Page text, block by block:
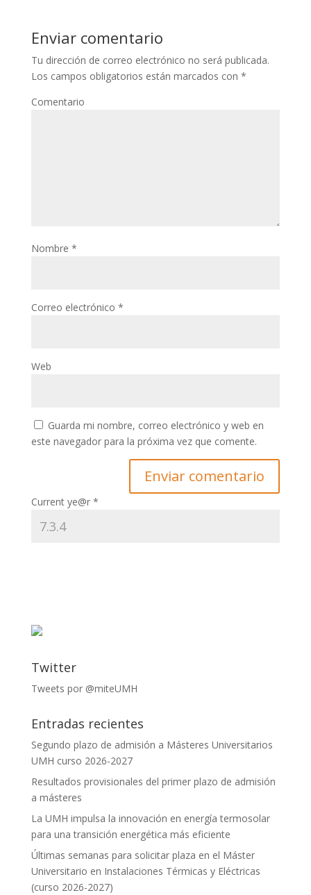
Enviar comentario
Tu dirección de correo electrónico no será publicada.
Los campos obligatorios están marcados con *
Comentario
Nombre *
Correo electrónico *
Web
Guarda mi nombre, correo electrónico y web en
este navegador para la próxima vez que comente.
Current ye@r *
Twitter
Tweets por @miteUMH
Entradas recientes
Segundo plazo de admisión a Másteres Universitarios
UMH curso 2026-2027
Resultados provisionales del primer plazo de admisión
a másteres
La UMH impulsa la innovación en energía termosolar
para una transición energética más eficiente
Últimas semanas para solicitar plaza en el Máster
Universitario en Instalaciones Térmicas y Eléctricas
(curso 2026-2027)